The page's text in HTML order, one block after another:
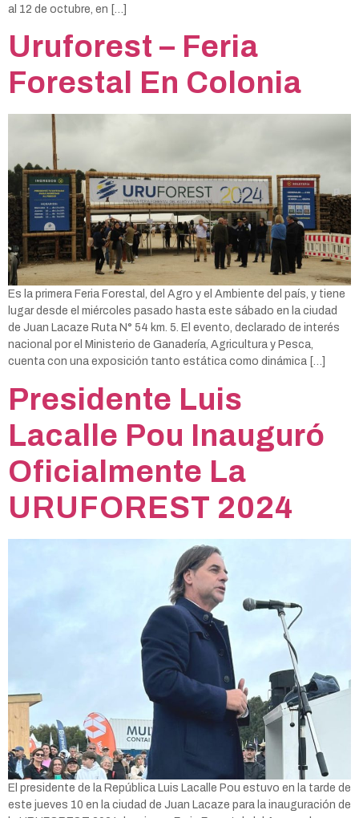
al 12 de octubre, en […]
Uruforest – Feria
Forestal En Colonia
Es la primera Feria Forestal, del Agro y el Ambiente del país, y tiene
lugar desde el miércoles pasado hasta este sábado en la ciudad
de Juan Lacaze Ruta N° 54 km. 5. El evento, declarado de interés
nacional por el Ministerio de Ganadería, Agricultura y Pesca,
cuenta con una exposición tanto estática como dinámica […]
Presidente Luis
Lacalle Pou Inauguró
Oficialmente La
URUFOREST 2024
El presidente de la República Luis Lacalle Pou estuvo en la tarde de
este jueves 10 en la ciudad de Juan Lacaze para la inauguración de